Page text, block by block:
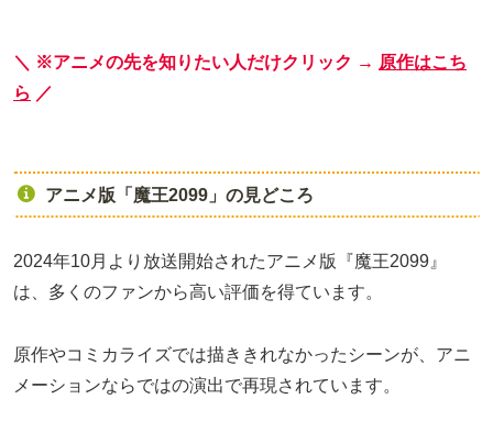
＼ ※アニメの先を知りたい人だけクリック → 原作はこち
ら ／
アニメ版「魔王2099」の見どころ
2024年10月より放送開始されたアニメ版『魔王2099』
は、多くのファンから高い評価を得ています。
原作やコミカライズでは描ききれなかったシーンが、アニ
メーションならではの演出で再現されています。